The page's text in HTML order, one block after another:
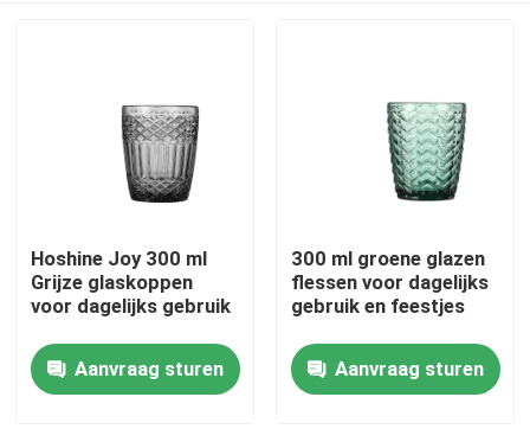
Huis
Producten
Hoshine Joy 300 ml
Grijze glaskoppen
voor dagelijks gebruik
Aanvraag sturen
300 ml groene glazen
flessen voor dagelijks
gebruik en feestjes
Aanvraag sturen